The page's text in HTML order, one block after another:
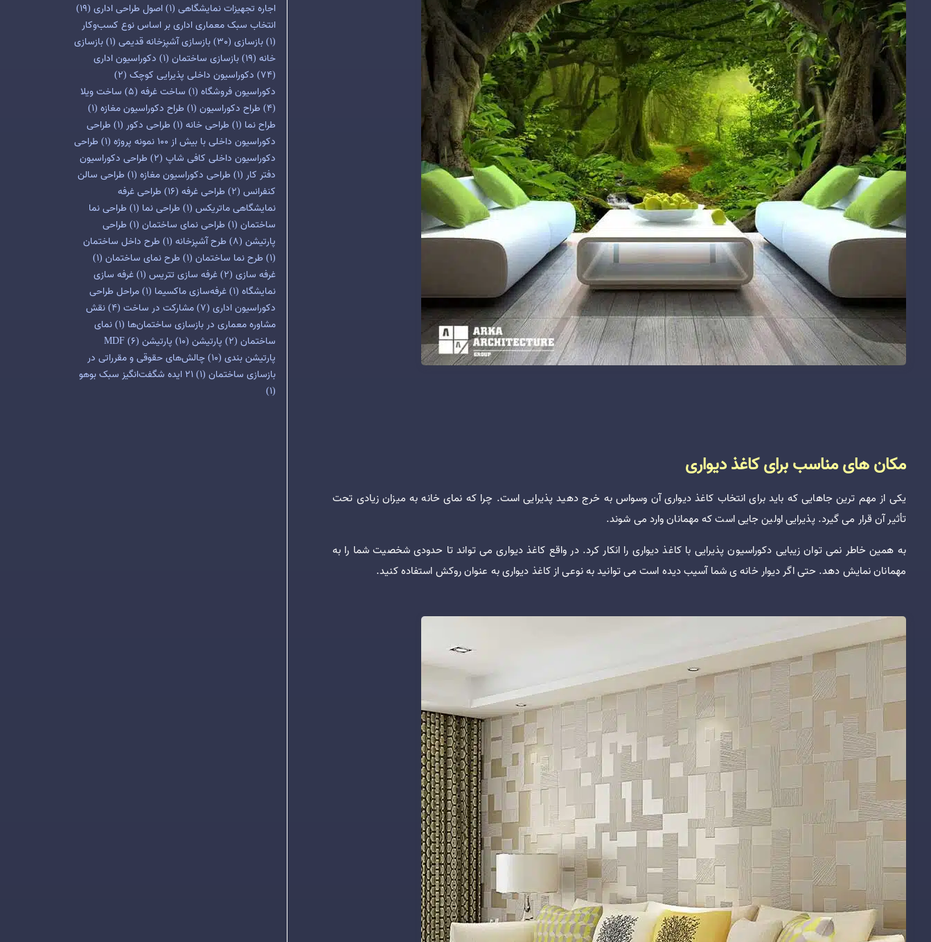
مکان های مناسب برای کاغذ دیواری
یکی از مهم ترین جاهایی که باید برای انتخاب کاغذ دیواری آن وسواس به خرج دهید پذیرایی است. چرا که نمای خانه به میزان زیادی تحت
تأثیر آن قرار می گیرد. پذیرایی اولین جایی است که مهمانان وارد می شوند.
به همین خاطر نمی توان زیبایی دکوراسیون پذیرایی با کاغذ دیواری را انکار کرد. در واقع کاغذ دیواری می تواند تا حدودی شخصیت شما را به
مهمانان نمایش دهد. حتی اگر دیوار خانه ی شما آسیب دیده است می توانید به نوعی از کاغذ دیواری به عنوان روکش استفاده کنید.
اجاره تجهیزات نمایشگاهی(1) اصول طراحی اداری(19)
انتخاب سبک معماری اداری بر اساس نوع کسب‌وکار
(1) بازسازی(30) بازسازی آشپزخانه قدیمی(1) بازسازی
خانه(19) بازسازی ساختمان(1)
دکوراسیون اداری
(74)
دکوراسیون داخلی پذیرایی کوچک(2)
دکوراسیون فروشگاه(1) ساخت غرفه(5)
ساخت ویلا
(4)
طراح دکوراسیون(1) طراح دکوراسیون مغازه(1)
طراح نما (1) طراحی خانه(1) طراحی دکور(1)
طراحی
دکوراسیون داخلی با بیش از 100 نمونه پروژه
(1)
طراحی
دکوراسیون داخلی کافی شاپ(2)
طراحی دکوراسیون
دفتر کار(1) طراحی دکوراسیون مغازه(1)
طراحی سالن
کنفرانس(2) طراحی غرفه(16)
طراحی غرفه
نمایشگاهی ماتریکس(1) طراحی نما (1)
طراحی نما
ساختمان(1) طراحی نمای ساختمان(1)
طراحی
پارتیشن(8) طرح آشپزخانه(1)
طرح داخل ساختمان
(1)
طرح نما ساختمان(1) طرح نمای ساختمان(1)
غرفه سازی(2) غرفه سازی تتریس(1) غرفه سازی
نمایشگاه(1) غرفه‌سازی ماکسیما (1) مراحل طراحی
دکوراسیون اداری(7) مشارکت در ساخت(4)
نقش
مشاوره معماری در بازسازی ساختمان‌ها (1) نمای
ساختمان(2) پارتیشن(10) پارتیشن MDF (6)
پارتیشن بندی(10)
چالش‌های حقوقی و مقرراتی در
بازسازی ساختمان(1) ۲۱ ایده شگفت‌انگیز سبک بوهو
(1)